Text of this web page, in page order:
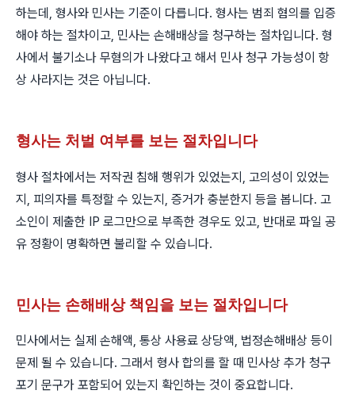
하는데, 형사와 민사는 기준이 다릅니다. 형사는 범죄 혐의를 입증
해야 하는 절차이고, 민사는 손해배상을 청구하는 절차입니다. 형
사에서 불기소나 무혐의가 나왔다고 해서 민사 청구 가능성이 항
상 사라지는 것은 아닙니다.
형사는 처벌 여부를 보는 절차입니다
형사 절차에서는 저작권 침해 행위가 있었는지, 고의성이 있었는
지, 피의자를 특정할 수 있는지, 증거가 충분한지 등을 봅니다. 고
소인이 제출한 IP 로그만으로 부족한 경우도 있고, 반대로 파일 공
유 정황이 명확하면 불리할 수 있습니다.
민사는 손해배상 책임을 보는 절차입니다
민사에서는 실제 손해액, 통상 사용료 상당액, 법정손해배상 등이
문제 될 수 있습니다. 그래서 형사 합의를 할 때 민사상 추가 청구
포기 문구가 포함되어 있는지 확인하는 것이 중요합니다.